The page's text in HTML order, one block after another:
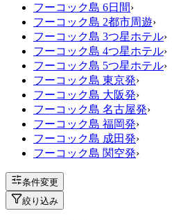
フーコック島 6日間›
フーコック島 2都市周遊›
フーコック島 3つ星ホテル›
フーコック島 4つ星ホテル›
フーコック島 5つ星ホテル›
フーコック島 東京発›
フーコック島 大阪発›
フーコック島 名古屋発›
フーコック島 福岡発›
フーコック島 成田発›
フーコック島 関空発›
条件変更
絞り込み